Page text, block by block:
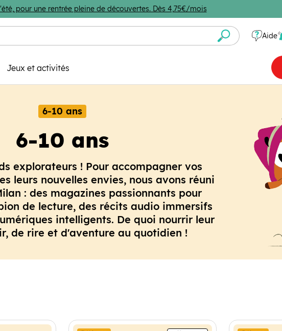
pour une rentrée pleine de découvertes. Dès 4,75€/mois
Aide
Jeux et activités
6-10 ans
6-10 ans
explorateurs ! Pour accompagner vos
leurs nouvelles envies, nous avons réuni
: des magazines passionnants pour
de lecture, des récits audio immersifs
intelligents. De quoi nourrir leur
de rire et d'aventure au quotidien !